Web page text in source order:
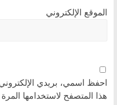
الموقع الإلكتروني
احفظ اسمي، بريدي
هذا المتصفح لاستخدامها